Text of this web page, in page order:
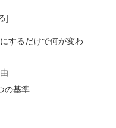
するだけで何が変わ
の基準